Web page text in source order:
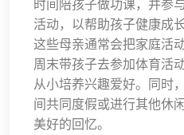
时间陪孩子做功课，并参
活动，以帮助孩子健康成长
这些母亲通常会把家庭活
周末带孩子去参加体育活
从小培养兴趣爱好。同时
间共同度假或进行其他休
美好的回忆。